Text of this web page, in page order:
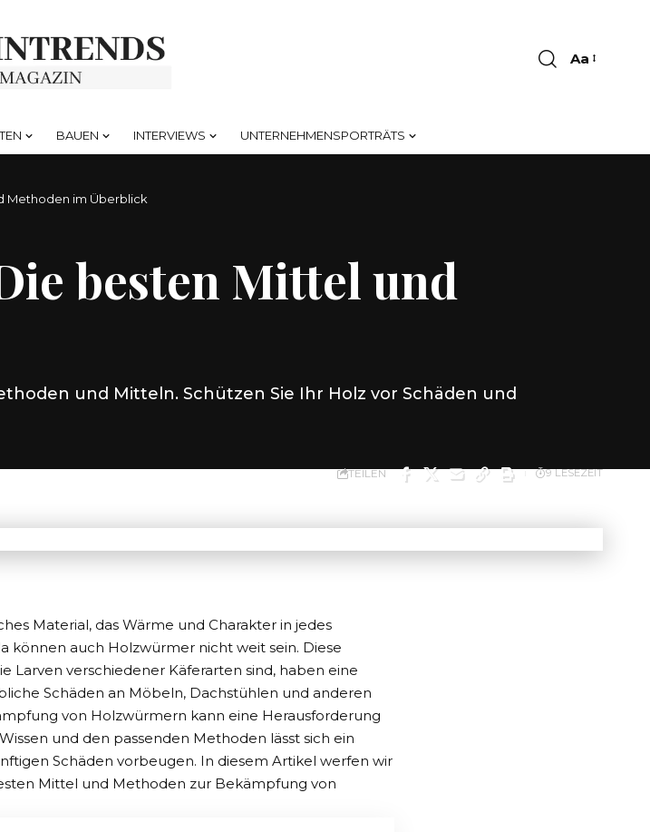
Font
Aa
BAUEN INTERVIEWS UNTERNEHMENSPORTRÄTS
Methoden im Überblick
besten Mittel und
und Mitteln. Schützen Sie Ihr Holz vor Schäden und
TEILEN 9 LESEZEIT
Material, das Wärme und Charakter in jedes
können auch Holzwürmer nicht weit sein. Diese
Larven verschiedener Käferarten sind, haben eine
Schäden an Möbeln, Dachstühlen und anderen
von Holzwürmern kann eine Herausforderung
und den passenden Methoden lässt sich ein
Schäden vorbeugen. In diesem Artikel werfen wir
Mittel und Methoden zur Bekämpfung von